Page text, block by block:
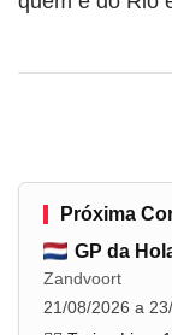
Próxima
GP da
Zandvoort
21/08/2026 a